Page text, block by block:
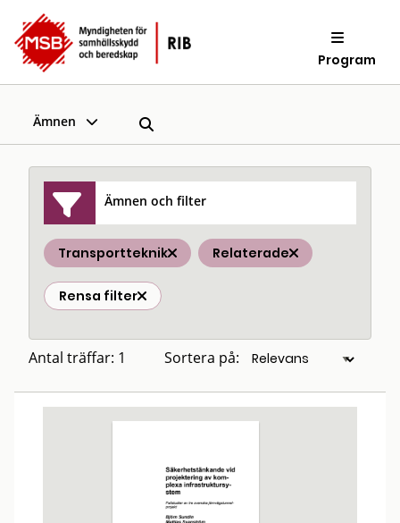
Program
Ämnen
Ämnen och filter
Transportteknik Relaterade
Rensa filter
Antal träffar: 1 Sortera på: